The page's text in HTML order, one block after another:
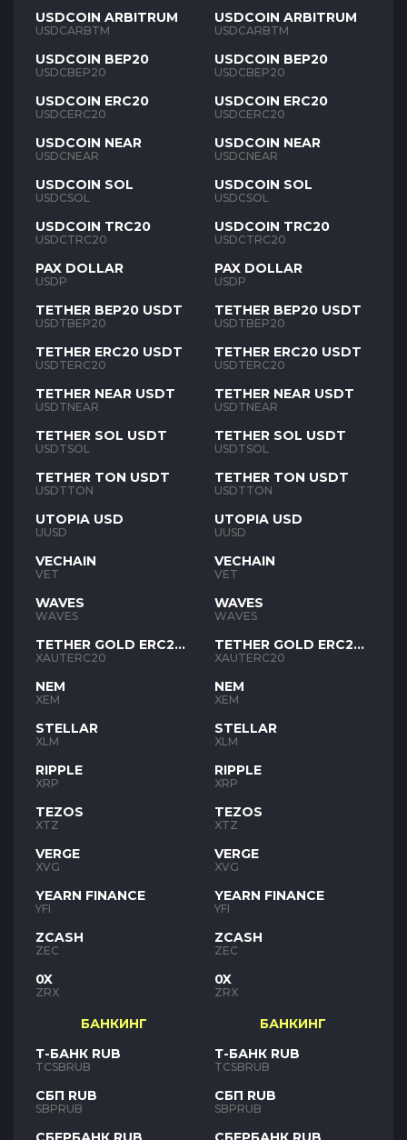
USDCOIN ARBITRUM
USDCARBTM
USDCOIN BEP20
USDCBEP20
USDCOIN ERC20
USDCERC20
USDCOIN NEAR
USDCNEAR
USDCOIN SOL
USDCSOL
USDCOIN TRC20
USDCTRC20
PAX DOLLAR
USDP
TETHER BEP20 USDT
USDTBEP20
TETHER ERC20 USDT
USDTERC20
TETHER NEAR USDT
USDTNEAR
TETHER SOL USDT
USDTSOL
TETHER TON USDT
USDTTON
UTOPIA USD
UUSD
VECHAIN
VET
WAVES
WAVES
TETHER GOLD ERC20
XAUT
XAUTERC20
NEM
XEM
STELLAR
XLM
RIPPLE
XRP
TEZOS
XTZ
VERGE
XVG
YEARN FINANCE
YFI
ZCASH
ZEC
0X
ZRX
БАНКИНГ
Т-БАНК RUB
TCSBRUB
СБП RUB
SBPRUB
USDCOIN ARBITRUM
USDCARBTM
USDCOIN BEP20
USDCBEP20
USDCOIN ERC20
USDCERC20
USDCOIN NEAR
USDCNEAR
USDCOIN SOL
USDCSOL
USDCOIN TRC20
USDCTRC20
PAX DOLLAR
USDP
TETHER BEP20 USDT
USDTBEP20
TETHER ERC20 USDT
USDTERC20
TETHER NEAR USDT
USDTNEAR
TETHER SOL USDT
USDTSOL
TETHER TON USDT
USDTTON
UTOPIA USD
UUSD
VECHAIN
VET
WAVES
WAVES
TETHER GOLD ERC20
XAUT
XAUTERC20
NEM
XEM
STELLAR
XLM
RIPPLE
XRP
TEZOS
XTZ
VERGE
XVG
YEARN FINANCE
YFI
ZCASH
ZEC
0X
ZRX
БАНКИНГ
Т-БАНК RUB
TCSBRUB
СБП RUB
SBPRUB